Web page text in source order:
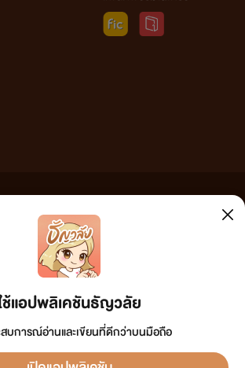
ช้แอปพลิเคชันธัญวลัย
สบการณ์อ่านและเขียนที่ดีกว่าบนมือถือ
ไม่ขอรับผิดชอบต่อข้อความใดๆ ทั้งสิ้น ดังนั้นผู้อ่านทุกท่านโปรดใช้
ยตนเอง และหากท่านพบข้อความใดๆ ที่ขัดต่อกฎหมายและศีลธรรม
เพื่อทีมงานจะได้ดำเนินการในทันที ทั้งนี้ ทางเว็บไซต์ขอสงวน
ธิ์ (ฉบับเพิ่มเติม) พ.ศ.2558